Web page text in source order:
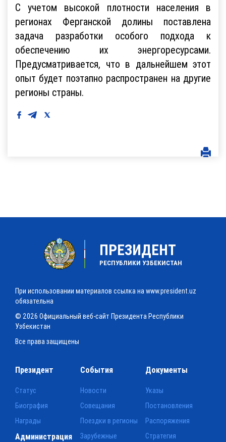
С учетом высокой плотности населения в
регионах Ферганской долины поставлена
задача разработки особого подхода к
обеспечению их энергоресурсами.
Предусматривается, что в дальнейшем этот
опыт будет поэтапно распространен на другие
регионы страны.
ПРЕЗИДЕНТ
РЕСПУБЛИКИ УЗБЕКИСТАН
При использовании материалов ссылка на www.president.uz
обязательна
© 2026 Официальный веб-сайт Президента Республики
Узбекистан
Все права защищены
Президент
Статус
Биография
Награды
События
Новости
Совещания
Поездки в регионы
Зарубежные
Документы
Указы
Постановления
Распоряжения
Стратегия
Администрация